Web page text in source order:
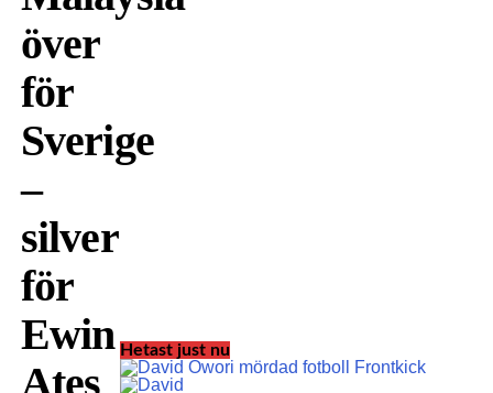
över
för
Sverige
–
silver
för
Ewin
Ates
Hetast just nu